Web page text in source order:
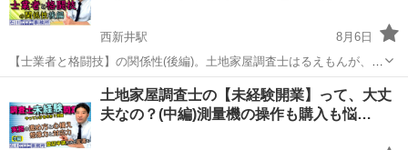
西新井駅
8月6日
【士業者と格闘技】の関係性(後編)。土地家屋調査士はるえもんが、土
地家屋調査士や行政書士、司法書士、税理士など士業者のフィジカル
トレーニングを勧める理由。 足立区西新井駅東口：石川土地家屋調査
士･行政書士･海事代理士事...
西新井駅 その他
土地家屋調査士の【未経験開業】って、大丈
夫なの？(中編)測量機の操作も購入も悩…